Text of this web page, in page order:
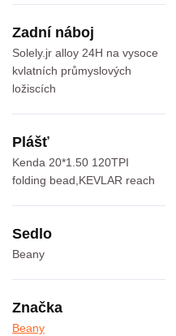
Zadní náboj
Solely.jr alloy 24H na vysoce
kvlatních průmyslových
ložiscích
Plášť
Kenda 20*1.50 120TPI
folding bead,KEVLAR reach
Sedlo
Beany
Značka
Beany